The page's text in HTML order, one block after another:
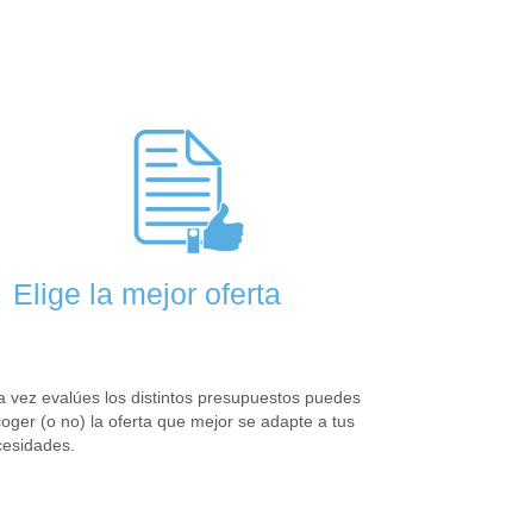
Elige la mejor oferta
vez evalúes los distintos presupuestos puedes
(o no) la oferta que mejor se adapte a tus